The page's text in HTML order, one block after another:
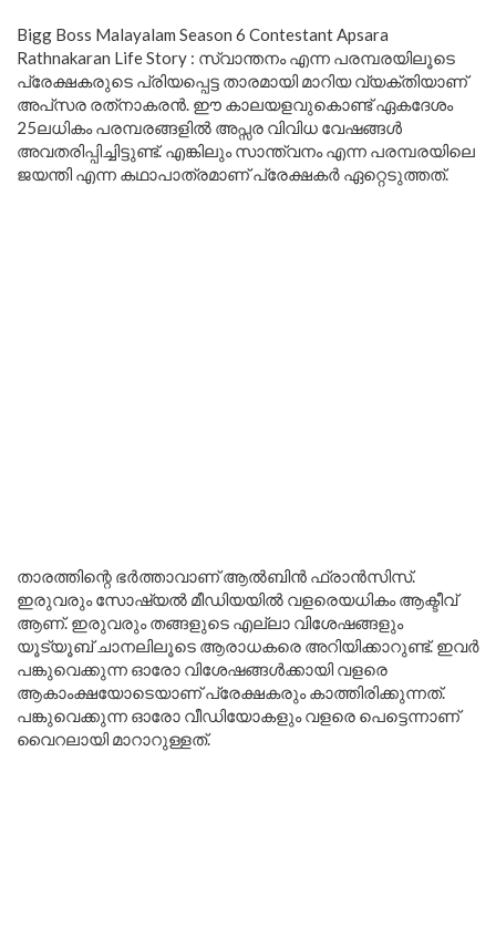
Bigg Boss Malayalam Season 6 Contestant Apsara
Rathnakaran Life Story : സ്വാന്തനം എന്ന പരമ്പരയിലൂടെ
പ്രേക്ഷകരുടെ പ്രിയപ്പെട്ട താരമായി മാറിയ വ്യക്തിയാണ്
അപ്‌സര രത്‌നാകരന്‍. ഈ കാലയളവുകൊണ്ട് ഏകദേശം
25ലധികം പരമ്പരങ്ങളിൽ അപ്സര വിവിധ വേഷങ്ങൾ
അവതരിപ്പിച്ചിട്ടുണ്ട്. എങ്കിലും സാന്ത്വനം എന്ന പരമ്പരയിലെ
ജയന്തി എന്ന കഥാപാത്രമാണ് പ്രേക്ഷകർ ഏറ്റെടുത്തത്.
താരത്തിന്റെ ഭർത്താവാണ് ആൽബിൻ ഫ്രാൻസിസ്.
ഇരുവരും സോഷ്യൽ മീഡിയയിൽ വളരെയധികം ആക്ടീവ്
ആണ്. ഇരുവരും തങ്ങളുടെ എല്ലാ വിശേഷങ്ങളും
യൂട്യൂബ് ചാനലിലൂടെ ആരാധകരെ അറിയിക്കാറുണ്ട്. ഇവർ
പങ്കുവെക്കുന്ന ഓരോ വിശേഷങ്ങൾക്കായി വളരെ
ആകാംക്ഷയോടെയാണ് പ്രേക്ഷകരും കാത്തിരിക്കുന്നത്.
പങ്കുവെക്കുന്ന ഓരോ വീഡിയോകളും വളരെ പെട്ടെന്നാണ്
വൈറലായി മാറാറുള്ളത്.